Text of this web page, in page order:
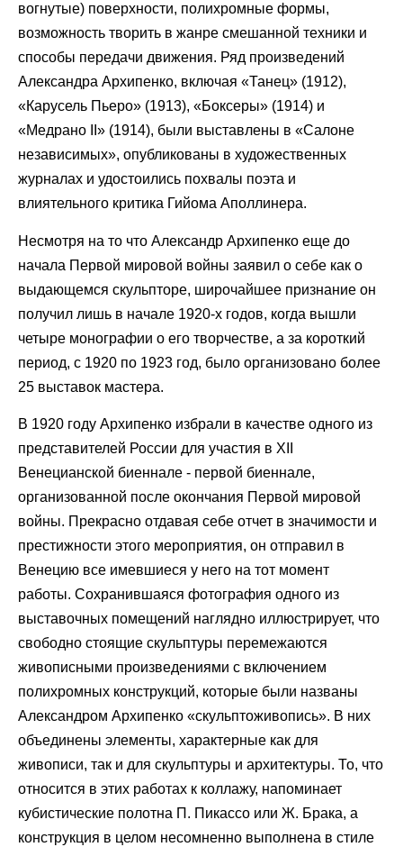
вогнутые) поверхности, полихромные формы,
возможность творить в жанре смешанной техники и
способы передачи движения. Ряд произведений
Александра Архипенко, включая «Танец» (1912),
«Карусель Пьеро» (1913), «Боксеры» (1914) и
«Медрано II» (1914), были выставлены в «Салоне
независимых», опубликованы в художественных
журналах и удостоились похвалы поэта и
влиятельного критика Гийома Аполлинера.
Несмотря на то что Александр Архипенко еще до
начала Первой мировой войны заявил о себе как о
выдающемся скульпторе, широчайшее признание он
получил лишь в начале 1920-х годов, когда вышли
четыре монографии о его творчестве, а за короткий
период, с 1920 по 1923 год, было организовано более
25 выставок мастера.
В 1920 году Архипенко избрали в качестве одного из
представителей России для участия в XII
Венецианской биеннале - первой биеннале,
организованной после окончания Первой мировой
войны. Прекрасно отдавая себе отчет в значимости и
престижности этого мероприятия, он отправил в
Венецию все имевшиеся у него на тот момент
работы. Сохранившаяся фотография одного из
выставочных помещений наглядно иллюстрирует, что
свободно стоящие скульптуры перемежаются
живописными произведениями с включением
полихромных конструкций, которые были названы
Александром Архипенко «скульптоживопись». В них
объединены элементы, характерные как для
живописи, так и для скульптуры и архитектуры. То, что
относится в этих работах к коллажу, напоминает
кубистические полотна П. Пикассо или Ж. Брака, а
конструкция в целом несомненно выполнена в стиле